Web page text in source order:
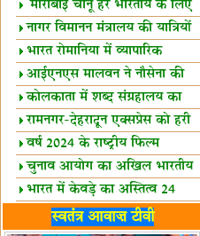
समझौता
'मीराबाई चानू हर भारतीय के लिए
प्रेरणा'
नागर विमानन मंत्रालय की यात्रियों
को सलाह
भारत रोमानिया में व्यापारिक
साझेदारियां
आईएनएस मालवन ने नौसेना की
ताकत बढ़ाई
कोलकाता में शब्द संग्रहालय का
उद्घाटन
रामनगर-देहरादून एक्सप्रेस को हरी
झंडीवर्ष 2024 के राष्ट्रीय फिल्म
पुरस्कारों की घोषणा
चुनाव आयोग का अखिल भारतीय
मीडिया सम्मेलन
भारत में केवड़े का अस्तित्‍व 24
लाख वर्ष!
लखनऊ में 'एक राष्ट्र एक चुनाव'
स्वतंत्र आवाज़ टीवी